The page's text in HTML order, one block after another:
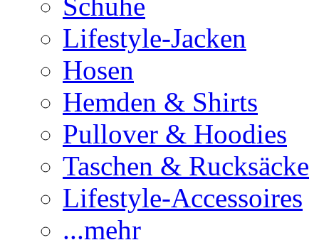
Lifestyle-Jacken
Hosen
Hemden & Shirts
Pullover & Hoodies
Taschen & Rucksäcke
Lifestyle-Accessoires
...mehr